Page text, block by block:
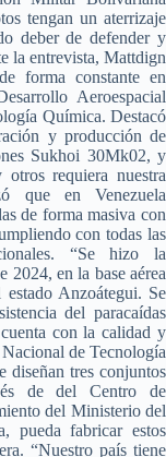
tengan un aterrizaje
deber de defender y
la entrevista, Mattdign
forma constante en
Aeroespacial
Química. Destacó
y producción de
Sukhoi 30Mk02, y
requiera nuestra
que en Venezuela
de forma masiva con
con todas las
“Se hizo la
2024, en la base aérea
Anzoátegui. Se
del paracaídas
con la calidad y
de Tecnología
diseñan tres conjuntos
de del Centro de
del Ministerio del
pueda fabricar estos
“Nuestro país tiene